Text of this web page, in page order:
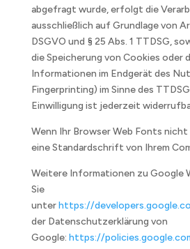
abgefragt wurde, erfolgt die
ausschließlich auf Grundlage von
DSGVO und § 25 Abs. 1 TTDSG,
die Speicherung von Cookies oder
Informationen im Endgerät des
Fingerprinting) im Sinne des
Einwilligung ist jederzeit
Wenn Ihr Browser Web Fonts
eine Standardschrift von Ihrem
Weitere Informationen zu Google
Sie
unterhttps://
der Datenschutzerklärung von
Google: https://